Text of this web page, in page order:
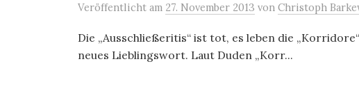
Veröffentlicht am 27. November 2013 von Christoph
Die „Ausschließeritis“ ist tot, es leben die
neues Lieblingswort. Laut Duden „Korr...